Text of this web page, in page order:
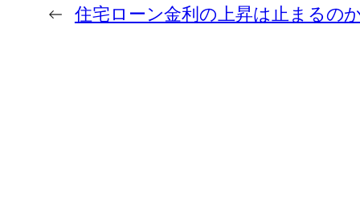
← 住宅ローン金利の上昇は止まるの